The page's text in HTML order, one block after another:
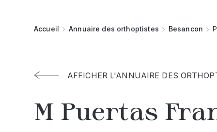
Accueil Annuaire des orthoptistes Besancon
AFFICHER L'ANNUAIRE DES
M Puertas